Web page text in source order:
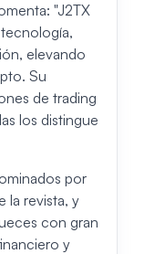
"J2TX
elevando
Su
de trading
los distingue
por
la revista, y
con gran
y